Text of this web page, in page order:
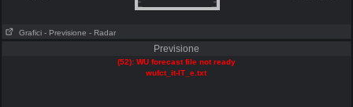
Grafici - Previsione - Radar
Previsione
(52): WU forecast file not ready
wufct_it-IT_e.txt